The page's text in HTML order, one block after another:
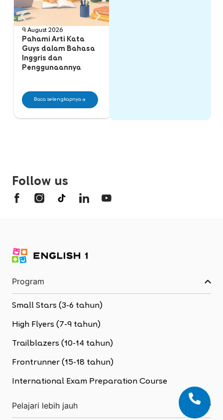
9 August 2026
Pahami Arti Kata
Guys dalam Bahasa
Inggris dan
Penggunaannya
Baca selengkapnya
Follow us
Program
Small Stars (3-6 tahun)
High Flyers (7-9 tahun)
Trailblazers (10-14 tahun)
Frontrunner (15-18 tahun)
International Exam Preparation Course
Pelajari lebih jauh